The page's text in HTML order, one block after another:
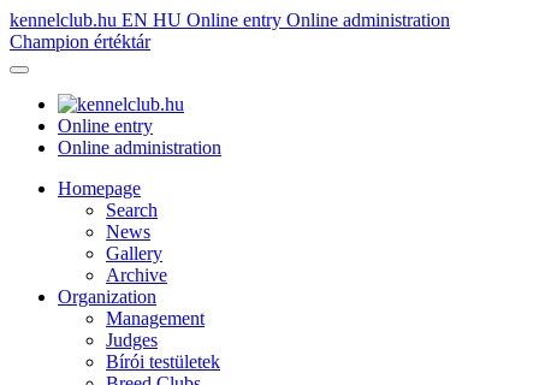
kennelclub.hu EN HU Online entry Online administration
Champion értéktár
Online entry
Online administration
Homepage
Search
News
Gallery
Archive
Organization
Management
Judges
Bírói testületek